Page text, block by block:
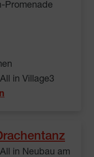
Promenade
in Village3
in Neubau am